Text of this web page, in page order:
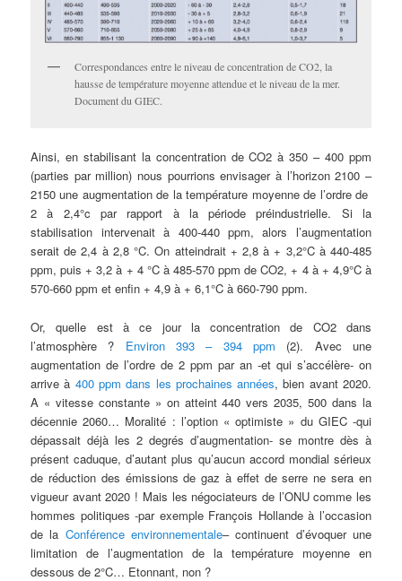
Correspondances entre le niveau de concentration de CO2, la
hausse de température moyenne attendue et le niveau de la mer.
Document du GIEC.
Ainsi, en stabilisant la concentration de CO2 à 350 – 400 ppm
(parties par million) nous pourrions envisager à l’horizon 2100 –
2150 une augmentation de la température moyenne de l’ordre de
2 à 2,4°c par rapport à la période préindustrielle. Si la
stabilisation intervenait à 400-440 ppm, alors l’augmentation
serait de 2,4 à 2,8 °C. On atteindrait + 2,8 à + 3,2°C à 440-485
ppm, puis + 3,2 à + 4 °C à 485-570 ppm de CO2, + 4 à + 4,9°C à
570-660 ppm et enfin + 4,9 à + 6,1°C à 660-790 ppm.
Or, quelle est à ce jour la concentration de CO2 dans
l’atmosphère ? Environ 393 – 394 ppm (2). Avec une
augmentation de l’ordre de 2 ppm par an -et qui s’accélère- on
arrive à 400 ppm dans les prochaines années, bien avant 2020.
A « vitesse constante » on atteint 440 vers 2035, 500 dans la
décennie 2060… Moralité : l’option « optimiste » du GIEC -qui
dépassait déjà les 2 degrés d’augmentation- se montre dès à
présent caduque, d’autant plus qu’aucun accord mondial sérieux
de réduction des émissions de gaz à effet de serre ne sera en
vigueur avant 2020 ! Mais les négociateurs de l’ONU comme les
hommes politiques -par exemple François Hollande à l’occasion
de la Conférence environnementale– continuent d’évoquer une
limitation de l’augmentation de la température moyenne en
dessous de 2°C… Etonnant, non ?